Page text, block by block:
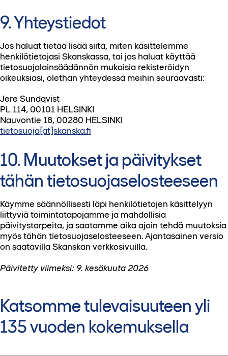
9. Yhteystiedot
Jos haluat tietää lisää siitä, miten käsittelemme
henkilötietojasi Skanskassa, tai jos haluat käyttää
tietosuojalainsäädännön mukaisia rekisteröidyn
oikeuksiasi, olethan yhteydessä meihin seuraavasti:
Jere Sundqvist
PL 114, 00101 HELSINKI
Nauvontie 18, 00280 HELSINKI
tietosuoja[at]skanska.fi
10. Muutokset ja päivitykset
tähän tietosuojaselosteeseen
Käymme säännöllisesti läpi henkilötietojen käsittelyyn
liittyviä toimintatapojamme ja mahdollisia
päivitystarpeita, ja saatamme aika ajoin tehdä muutoksia
myös tähän tietosuojaselosteeseen. Ajantasainen versio
on saatavilla Skanskan verkkosivuilla.
Päivitetty viimeksi: 9. kesäkuuta 2026
Katsomme tulevaisuuteen yli
135 vuoden kokemuksella